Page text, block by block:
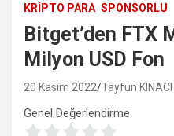
KRIPTO PARA SPONSORLU
Bitget’den FTX
Milyon USD Fon
20 Kasım 2022 Tayfun KINACI
Genel Değerlendirme